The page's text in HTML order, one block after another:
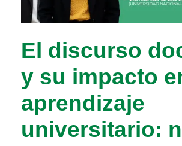
El discurso
y su impacto
aprendizaje
universitario: